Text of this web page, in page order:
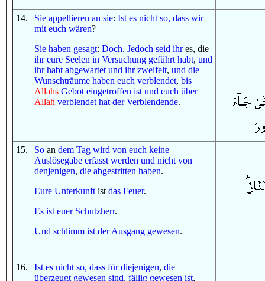
14. Sie appellieren an sie: Ist es nicht so, dass wir
mit euch wären?
Sie haben gesagt: Doch. Jedoch seid ihres, die
ihr eure Seelen in Versuchung geführt habt, und
ihr habt abgewartet und ihr zweifelt, und die
Wunschträume haben euch verblendet, bis
Allahs Gebot eingetroffen ist und euch über
Allah verblendet hat der Verblendende.
15. So an dem Tag wird von euch keine
Auslösegabe erfasst werden und nicht von
denjenigen, die abgestritten haben.
Eure Unterkunft ist das Feuer.
Es ist euer Schutzherr.
Und schlimm ist der Ausgang gewesen.
16. Ist es nicht so, dass fürdiejenigen, die
überzeugt gewesen sind, fällig gewesen ist,